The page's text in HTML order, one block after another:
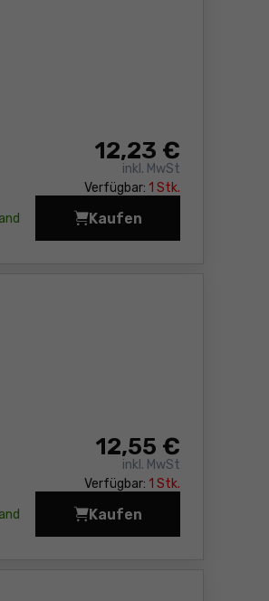
12,23 €
inkl. MwSt
Verfügbar: 1 Stk.
Kaufen
Wasserwaage Sola
12,55 €
inkl. MwSt
Verfügbar: 1 Stk.
Kaufen
Klappholzmaßband